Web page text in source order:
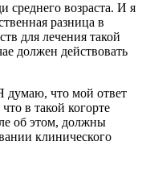
среднего возраста. И я
разница в
для лечения такой
должен действовать
думаю, что мой ответ
в такой когорте
об этом, должны
клинического